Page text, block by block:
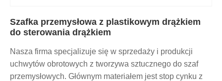
Szafka przemysłowa z plastikowym drążkiem
do sterowania drążkiem
Nasza firma specjalizuje się w sprzedaży i produkcji
uchwytów obrotowych z tworzywa sztucznego do szaf
przemysłowych. Głównym materiałem jest stop cynku z